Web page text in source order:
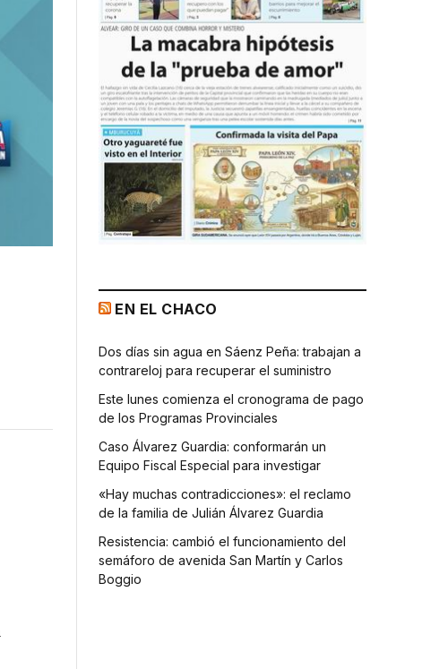
EN EL CHACO
Dos días sin agua en Sáenz Peña: trabajan a
contrareloj para recuperar el suministro
Este lunes comienza el cronograma de pago
de los Programas Provinciales
Caso Álvarez Guardia: conformarán un
Equipo Fiscal Especial para investigar
«Hay muchas contradicciones»: el reclamo
de la familia de Julián Álvarez Guardia
Resistencia: cambió el funcionamiento del
semáforo de avenida San Martín y Carlos
Boggio